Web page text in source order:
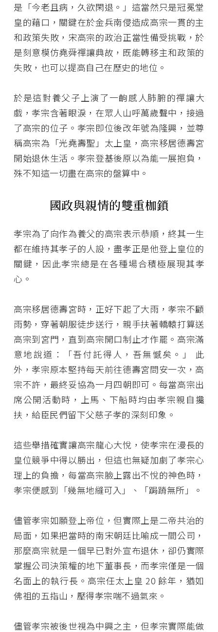
是「今老且病，久欲閑退。」這當然只是冠冕堂
皇的藉口，關鍵在於金兵南侵造成高宗一貫的主
和政策失敗，宋高宗的政治正當性備受挑戰，於
是刻意模仿堯舜禪讓典故，既能轉移主和政策的
失敗，也可以提高自己在歷史的地位。
於是這對養父子上演了一齣感人肺腑的禪讓大
戲，孝宗含著眼淚，在眾人山呼萬歲聲中，接過
了高宗的位子。孝宗即位後改年號為隆興，並尊
稱高宗為「光堯壽聖」太上皇，高宗移居德壽宮
開始退休生活。孝宗登基後原以為能一展抱負，
殊不知這一切盡在高宗的盤算中。
國政與親情的雙重枷鎖
孝宗為了向作為養父的高宗表示恭順，終其一生
都在維持其孝子的人設，盡孝正是他登上皇位的
關鍵，因此孝宗總是在各種場合積極展現其孝
心。
高宗移居德壽宮時，正好下起了大雨，孝宗不顧
雨勢，穿著朝服徒步送行，親手扶著轎轅打算送
高宗到宮門，直到高宗開口制止才作罷。高宗滿
意地說道：「吾付託得人，吾無憾矣。」 此
外，孝宗原本堅持每天前往德壽宮問安一次，高
宗不許，最終妥協為一月四朝即可。每當高宗出
席公開活動時，上馬、下船時均由孝宗親自攙
扶，給臣民們留下父慈子孝的深刻印象。
這些舉措確實讓高宗龍心大悅，使孝宗在漫長的
皇位競爭中得以勝出，但這也無疑加劇了孝宗心
理上的負擔，每當高宗臉上露出不悅的神色時，
孝宗便感到「幾無地縫可入」、「跼蹐無所」。
儘管孝宗如願登上帝位，但實際上是二帝共治的
局面，如果把當時的南宋朝廷比喻成一間公司，
那麼高宗就是一個早已對外宣布退休，卻仍實際
掌握公司決策權的地下董事長，而孝宗僅是一個
名面上的執行長。高宗任太上皇 20 餘年，猶如
佛祖的五指山，壓得孝宗喘不過氣來。
儘管孝宗被後世視為中興之主，但孝宗實際能做